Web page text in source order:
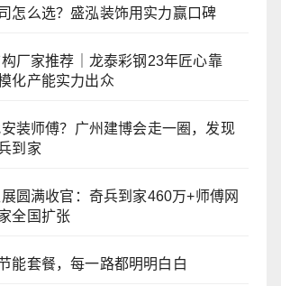
怎么选？盛泓装饰用实力赢口碑
厂家推荐｜龙泰彩钢23年匠心靠
化产能实力出众
装师傅？广州建博会走一圈，发现
到家
圆满收官：奇兵到家460万+师傅网
全国扩张
能套餐，每一路都明明白白